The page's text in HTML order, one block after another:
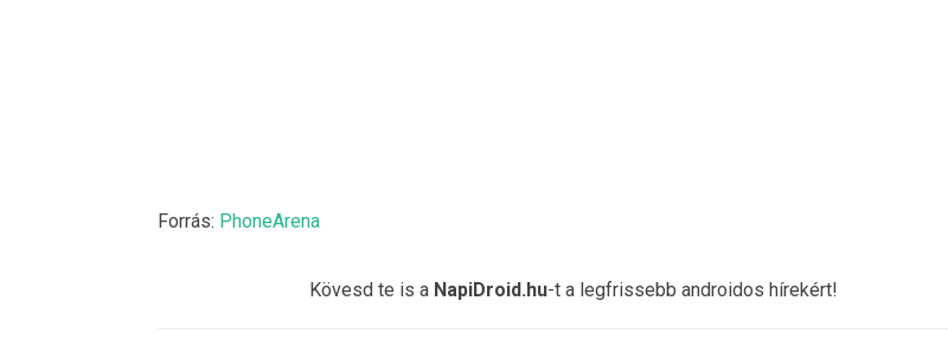
Forrás: PhoneArena
Kövesd te is a NapiDroid.hu-t a legfrissebb androidos hírekért!